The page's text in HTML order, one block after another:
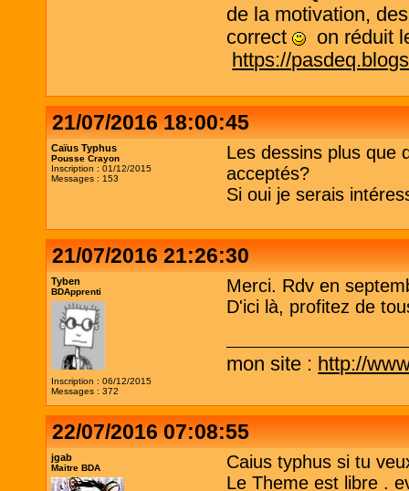
de la motivation,
correct
on réduit
https://
21/07/2016 18:00:45
Caïus Typhus
Pousse Crayon
Inscription : 01/12/2015
Messages : 153
Les dessins plus que
acceptés?
Si oui je serais
21/07/2016 21:26:30
Tyben
BDApprenti
Inscription : 06/12/2015
Messages : 372
Merci. Rdv en
D'ici là, profitez de
mon site : http://
22/07/2016 07:08:55
jgab
Maitre BDA
Caius typhus si tu
Le Theme est libre .